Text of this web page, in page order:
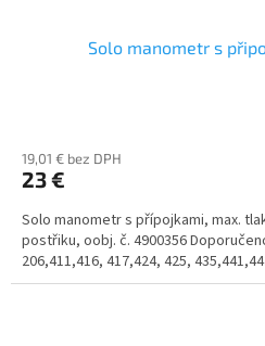
Solo manometr s
19,01 € bez DPH
23 €
Solo manometr s přípojkami, max.
postřiku, oobj. č. 4900356
206,411,416, 417,424, 425,